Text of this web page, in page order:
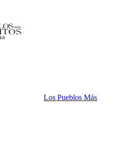
Los Pueblos Más